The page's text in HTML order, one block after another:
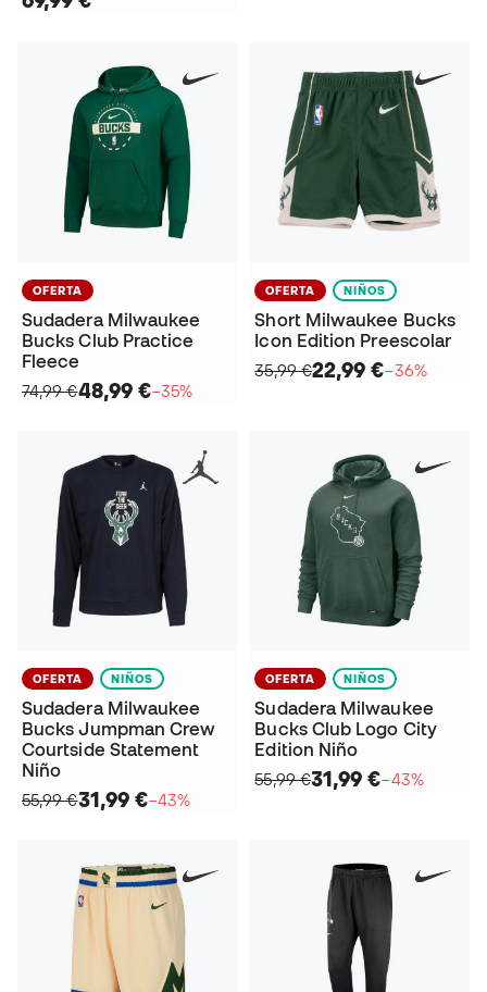
OFERTA
Sudadera Milwaukee
Bucks Club Practice
Fleece
74,99 €48,99 €−35%
OFERTA NIÑOS
Short Milwaukee Bucks
Icon Edition Preescolar
35,99 €22,99 €−36%
OFERTA NIÑOS
Sudadera Milwaukee
Bucks Jumpman Crew
Courtside Statement
Niño
55,99 €31,99 €−43%
OFERTA NIÑOS
Sudadera Milwaukee
Bucks Club Logo City
Edition Niño
55,99 €31,99 €−43%